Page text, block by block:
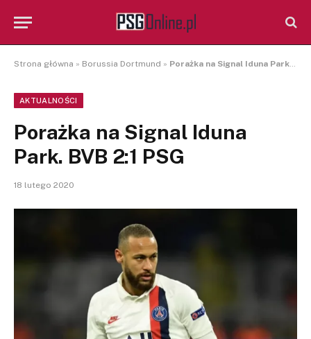
Strona główna » Borussia Dortmund » Porażka na Signal Iduna Park. BVB 2:1 PSG
AKTUALNOŚCI
Porażka na Signal Iduna
Park. BVB 2:1 PSG
18 lutego 2020